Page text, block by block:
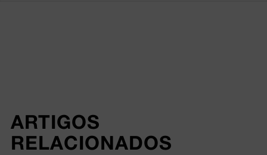
ARTIGOS
RELACIONADOS